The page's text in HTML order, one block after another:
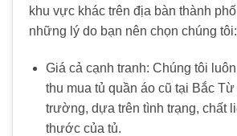
khu vực khác trên địa bàn thành
những lý do bạn nên chọn chúng tôi:
Giá cả cạnh tranh: Chúng tôi
thu mua tủ quần áo cũ tại Bắc
trường, dựa trên tình trạng, chất
thước của tủ.